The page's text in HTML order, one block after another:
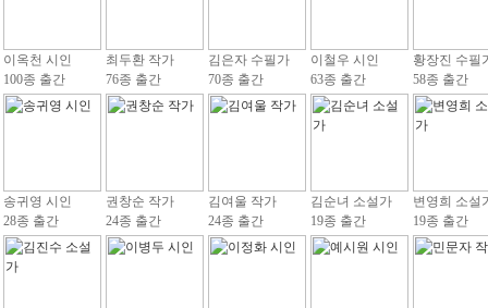
이옥천 시인
100종 출간
최두환 작가
76종 출간
김은자 수필가
70종 출간
이철우 시인
63종 출간
황장진 수필
58종 출간
송귀영 시인
28종 출간
권창순 작가
24종 출간
김여울 작가
24종 출간
김순녀 소설가
19종 출간
변영희 소설
19종 출간